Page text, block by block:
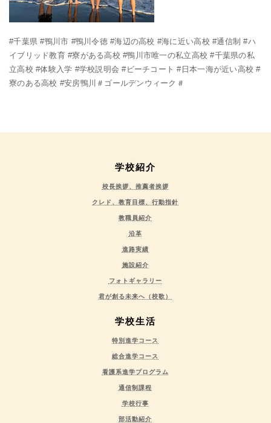
#千葉県 #鴨川市 #鴨川令徳 #海辺の高校 #海に近い高校 #通信制 #ハ
イブリッド教育 #寮がある高校 #鴨川市唯一の私立高校 #千葉県の私
立高校 #体験入学 #学校説明会 #ビーチコート #日本一海が近い高校 #
寮のある高校 #安房鴨川＃ゴールデンウィーク＃
学校紹介
校長挨拶、推薦者挨拶
クレド、教育目標、行動指針
教職員紹介
沿革
進路実績
施設紹介
フォトギャラリー
君が創る未来へ（校歌）
学校生活
特別進学コース
総合進学コース
看護系進学プログラム
通信制課程
学校行事
部活動紹介